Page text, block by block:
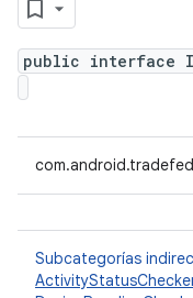
public interface
Subcategorías